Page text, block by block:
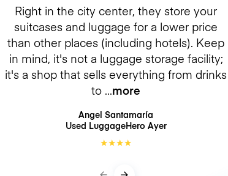
Right in the city center, they store your
suitcases and luggage for a lower price
than other places (including hotels). Keep
in mind, it's not a luggage storage facility;
it's a shop that sells everything from drinks
to
more
Angel Santamaría
Used LuggageHero Ayer
★★★★